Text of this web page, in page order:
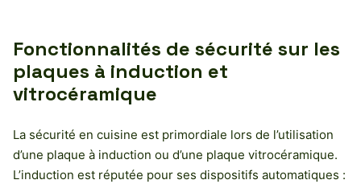
Fonctionnalités de sécurité sur les
plaques à induction et
vitrocéramique
La sécurité en cuisine est primordiale lors de l’utilisation
d’une plaque à induction ou d’une plaque vitrocéramique.
L’induction est réputée pour ses dispositifs automatiques :